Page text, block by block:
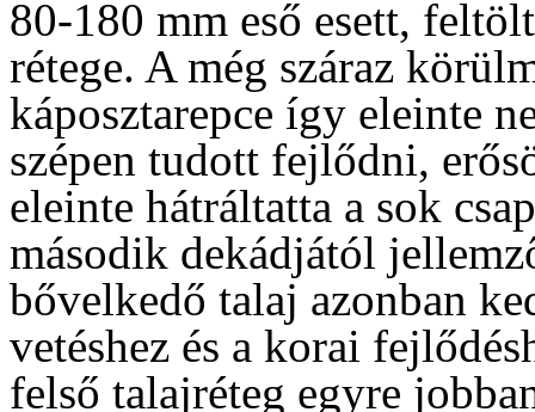
80-180 mm eső esett,
rétege. A még száraz
káposztarepce így eleinte
szépen tudott fejlődni,
eleinte hátráltatta a sok
második dekádjától
bővelkedő talaj azonban
vetéshez és a korai
felső talajréteg egyre